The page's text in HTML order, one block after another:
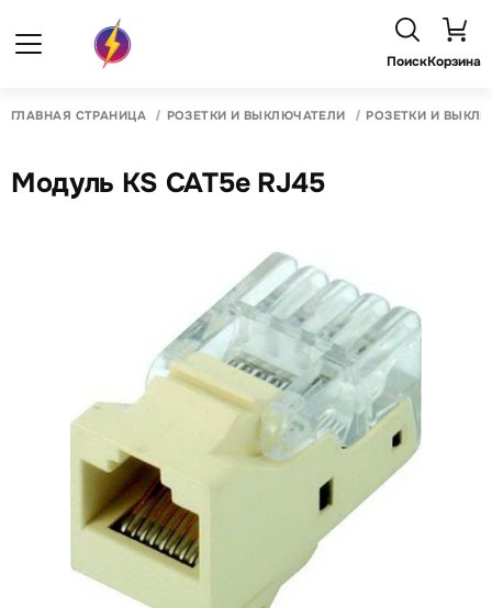
ПоискКорзина
ГЛАВНАЯ СТРАНИЦА РОЗЕТКИ И ВЫКЛЮЧАТЕЛИ РОЗЕТКИ И
Модуль KS CAT5e RJ45